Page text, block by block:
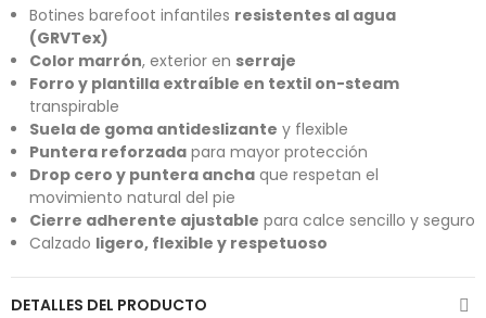
Botines barefoot infantiles resistentes al agua
(GRVTex)
Color marrón, exterior en serraje
Forro y plantilla extraíble en textil on-steam
transpirable
Suela de goma antideslizante y flexible
Puntera reforzada para mayor protección
Drop cero y puntera ancha que respetan el
movimiento natural del pie
Cierre adherente ajustable para calce sencillo y seguro
Calzado ligero, flexible y respetuoso
DETALLES DEL PRODUCTO